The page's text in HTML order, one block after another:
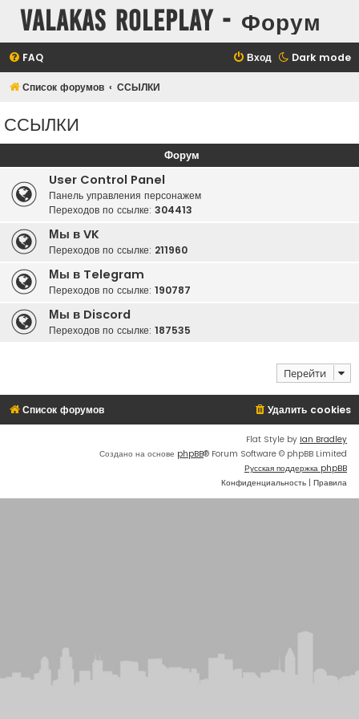
Valakas Roleplay - Форум
Dark mode
FAQ Вход
Список форумов ССЫЛКИ
ССЫЛКИ
Форум
User Control Panel
Панель управления персонажем
Переходов по ссылке: 304413
Мы в VK
Переходов по ссылке: 211960
Мы в Telegram
Переходов по ссылке: 190787
Мы в Discord
Переходов по ссылке: 187535
Перейти
Список форумов Удалить cookies
Flat Style by Ian Bradley
Создано на основе phpBB® Forum Software © phpBB Limited
Русская поддержка phpBB
Конфиденциальность | Правила